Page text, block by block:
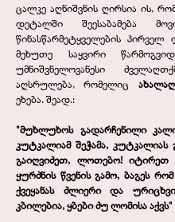
ცალკე აღნიშვნის ღირსია ის,
დეტალში შეესაბამება
წინასწარმეტყველების
მეხუთე საყვირი
უმნიშვნელოვანესი
აღსრულება, რომელიც
ეხება. შეად.:
"მუხლუხოს გადარჩენილი
კუტკალიამ შეჭამა, კუტკალიას
გაიღვიძეთ, ლოთებო! იტირეთ
ყურძნის წვენის გამო, ბაგეს
ქვეყანას ძლიერი და
კბილებია, ყბები ძუ ლომისა აქვს"